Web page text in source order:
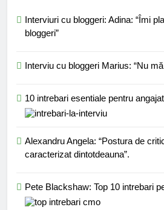
Interviuri cu bloggeri: Adina: “Îmi
bloggeri”
Interviu cu bloggeri Marius: “Nu
10 intrebari esentiale pentru
Alexandru Angela: “Postura de
caracterizat dintotdeauna”.
Pete Blackshaw: Top 10 intrebari